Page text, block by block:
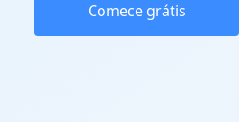
Comece grátis